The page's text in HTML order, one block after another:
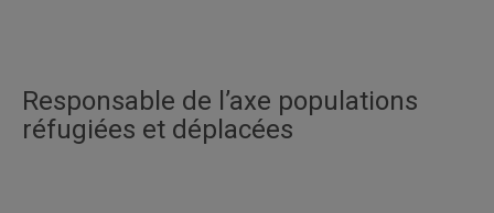
Responsable de l’axe populations
réfugiées et déplacées